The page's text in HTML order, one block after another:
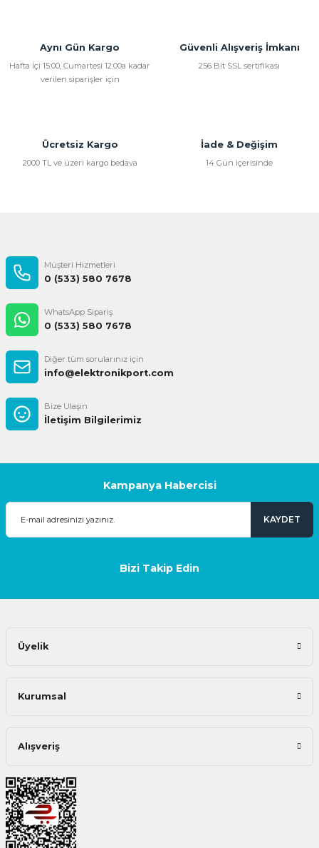
Aynı Gün Kargo
Hafta İçi 15:00, Cumartesi 12:00a kadar
verilen siparişler için
Güvenli Alışveriş İmkanı
256 Bit SSL sertifikası
Ücretsiz Kargo
2000 TL ve üzeri kargo bedava
İade & Değişim
14 Gün içerisinde
Müşteri Hizmetleri
0 (533) 580 7678
WhatsApp Sipariş
0 (533) 580 7678
Diğer tüm sorularınız için
info@elektronikport.com
Bize Ulaşın
İletişim Bilgilerimiz
Kampanya Habercisi
KAYDET
Bizi Takip Edin
Üyelik
Kurumsal
Alışveriş